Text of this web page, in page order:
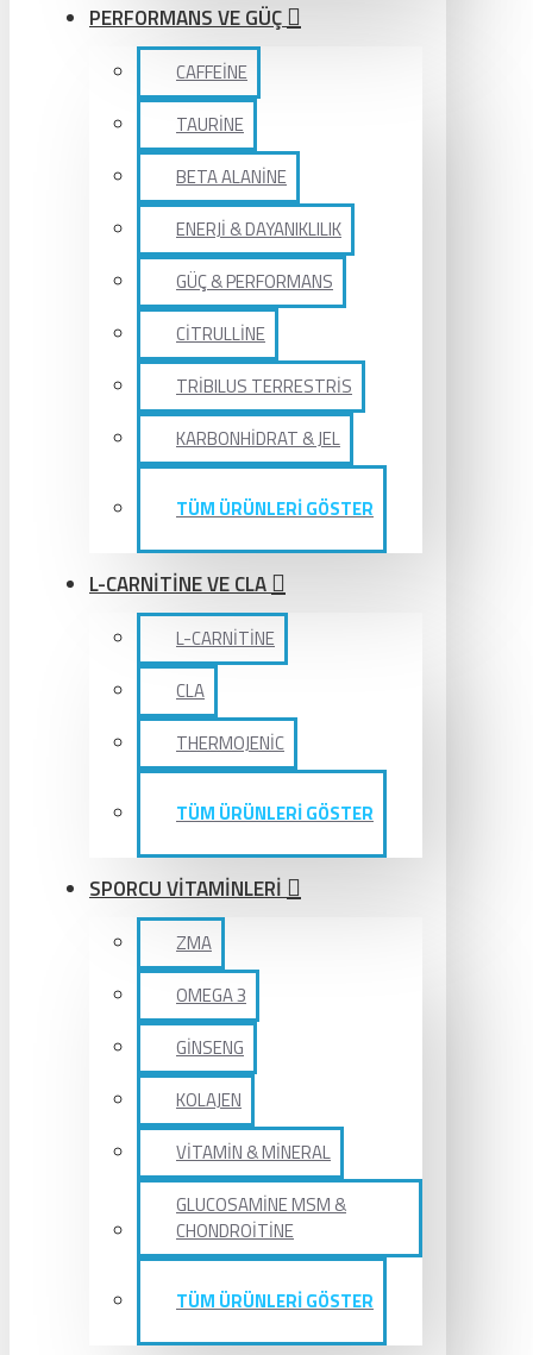
PERFORMANS VE GÜÇ
CAFFEİNE
TAURİNE
BETA ALANİNE
ENERJİ & DAYANIKLILIK
GÜÇ & PERFORMANS
CİTRULLİNE
TRİBILUS TERRESTRİS
KARBONHİDRAT & JEL
TÜM ÜRÜNLERİ GÖSTER
L-CARNİTİNE VE CLA
L-CARNİTİNE
CLA
THERMOJENİC
TÜM ÜRÜNLERİ GÖSTER
SPORCU VİTAMİNLERİ
ZMA
OMEGA 3
GİNSENG
KOLAJEN
VİTAMİN & MİNERAL
GLUCOSAMİNE MSM &
CHONDROİTİNE
TÜM ÜRÜNLERİ GÖSTER